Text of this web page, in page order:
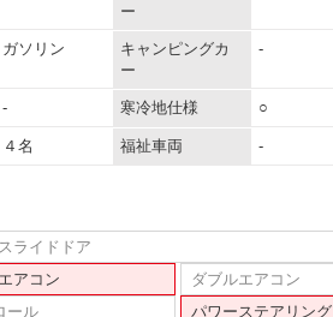
ー
ガソリン
キャンピングカ
ー
-
- 寒冷地仕様 ○
４名 福祉車両 -
スライドドア
エアコン
ダブルエアコン
ール
パワーステアリング